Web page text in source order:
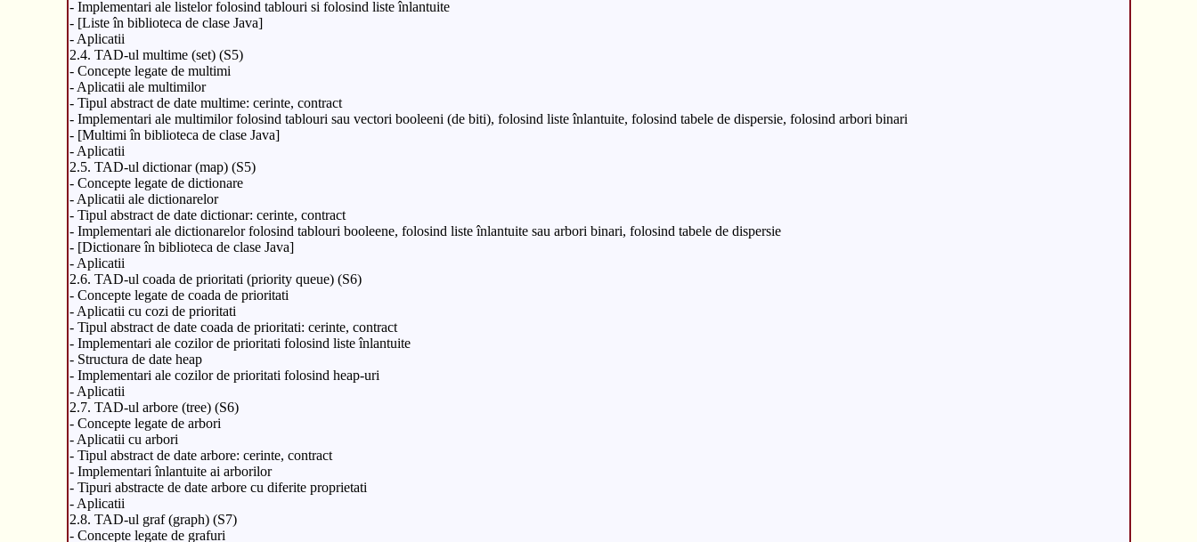
- Implementari ale listelor folosind tablouri si folosind liste înlantuite
- [Liste în biblioteca de clase Java]
- Aplicatii
2.4. TAD-ul multime (set) (S5)
- Concepte legate de multimi
- Aplicatii ale multimilor
- Tipul abstract de date multime: cerinte, contract
- Implementari ale multimilor folosind tablouri sau vectori booleeni (de biti), folosind liste înlantuite, folosind tabele de dispersie, folosind arbori binari
- [Multimi în biblioteca de clase Java]
- Aplicatii
2.5. TAD-ul dictionar (map) (S5)
- Concepte legate de dictionare
- Aplicatii ale dictionarelor
- Tipul abstract de date dictionar: cerinte, contract
- Implementari ale dictionarelor folosind tablouri booleene, folosind liste înlantuite sau arbori binari, folosind tabele de dispersie
- [Dictionare în biblioteca de clase Java]
- Aplicatii
2.6. TAD-ul coada de prioritati (priority queue) (S6)
- Concepte legate de coada de prioritati
- Aplicatii cu cozi de prioritati
- Tipul abstract de date coada de prioritati: cerinte, contract
- Implementari ale cozilor de prioritati folosind liste înlantuite
- Structura de date heap
- Implementari ale cozilor de prioritati folosind heap-uri
- Aplicatii
2.7. TAD-ul arbore (tree) (S6)
- Concepte legate de arbori
- Aplicatii cu arbori
- Tipul abstract de date arbore: cerinte, contract
- Implementari înlantuite ai arborilor
- Tipuri abstracte de date arbore cu diferite proprietati
- Aplicatii
2.8. TAD-ul graf (graph) (S7)
- Concepte legate de grafuri